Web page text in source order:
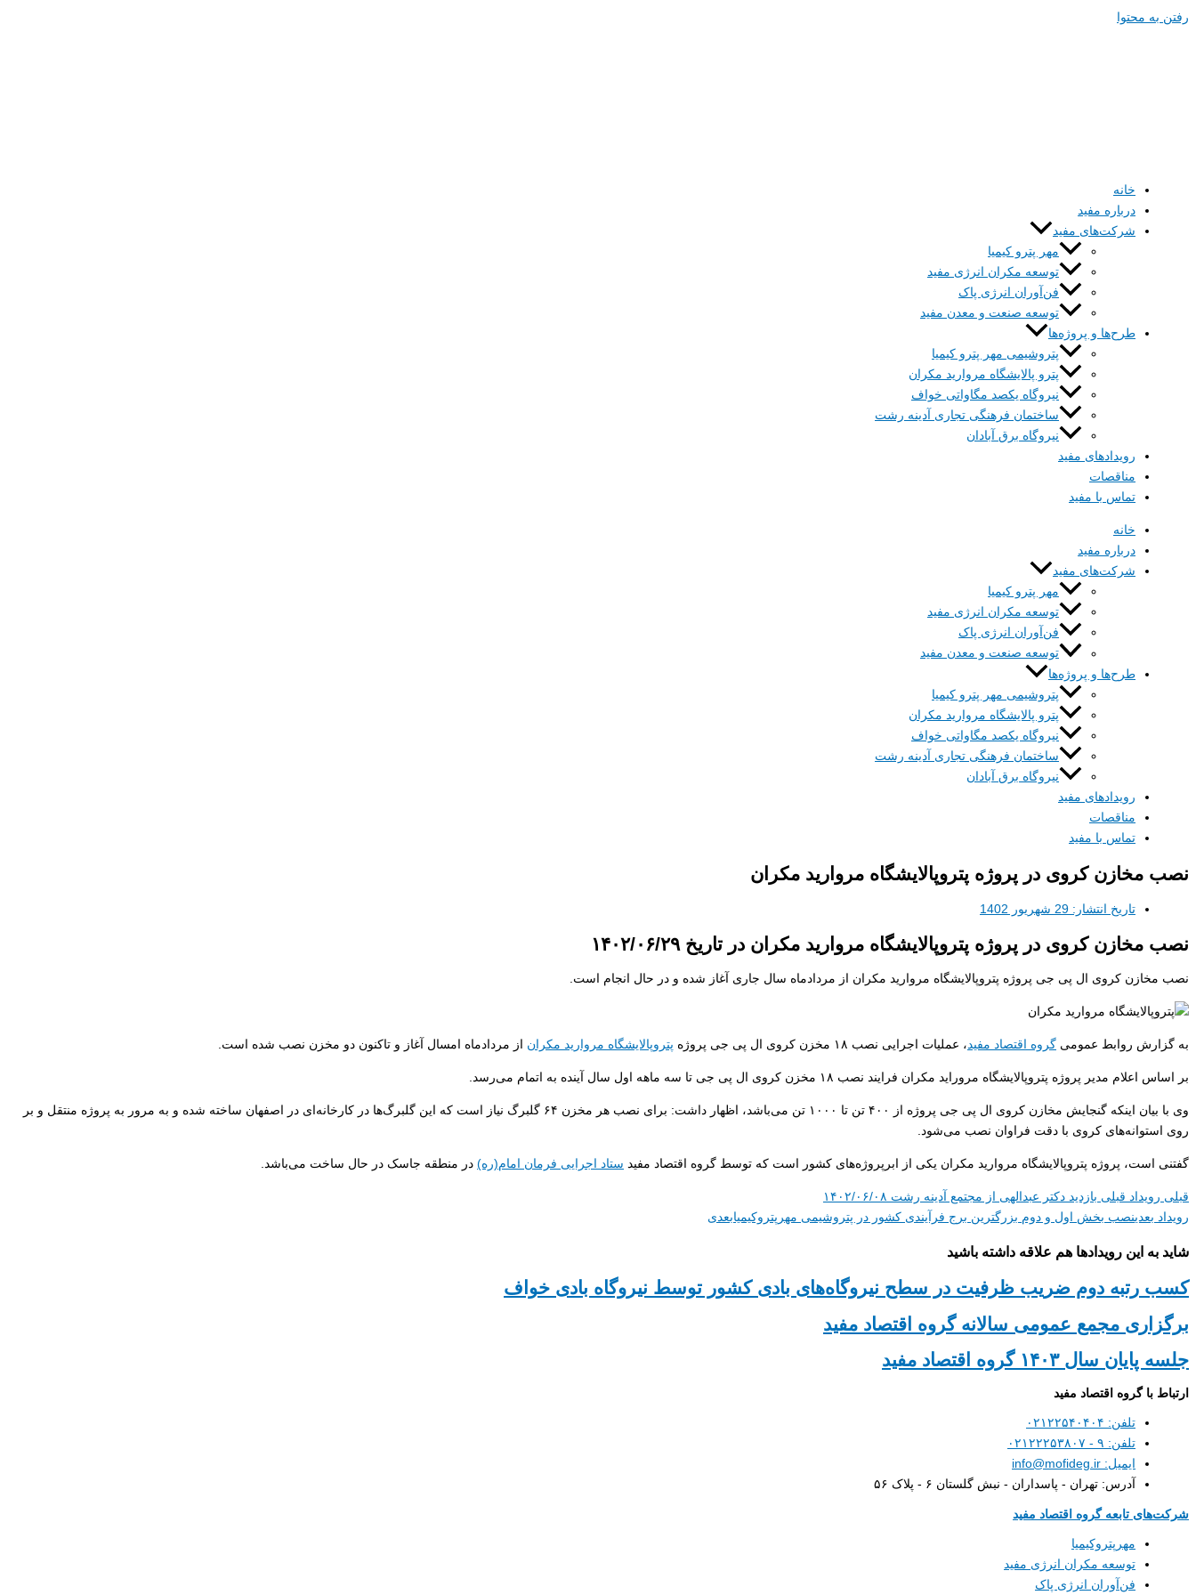
رفتن به محتوا
خانه
درباره‌ مفید
شرکت‌های مفید
مهر پترو کیمیا
توسعه مکران انرژی مفید
فن‌آوران انرژی پاک
توسعه صنعت و معدن مفید
طرح‌ها و پروژه‌ها
پتروشیمی مهر پترو کیمیا
پترو پالایشگاه مروارید مکران
نیروگاه یکصد مگاواتی خواف
ساختمان فرهنگی تجاری آدینه رشت
نیروگاه برق آبادان
رویداد‌های مفید
مناقصات
تماس با مفید
خانه
درباره‌ مفید
شرکت‌های مفید
مهر پترو کیمیا
توسعه مکران انرژی مفید
فن‌آوران انرژی پاک
توسعه صنعت و معدن مفید
طرح‌ها و پروژه‌ها
پتروشیمی مهر پترو کیمیا
پترو پالایشگاه مروارید مکران
نیروگاه یکصد مگاواتی خواف
ساختمان فرهنگی تجاری آدینه رشت
نیروگاه برق آبادان
رویداد‌های مفید
مناقصات
تماس با مفید
نصب مخازن کروی در پروژه پتروپالایشگاه مروارید مکران
تاریخ انتشار: 29 شهریور 1402
نصب مخازن کروی در پروژه پتروپالایشگاه مروارید مکران در تاریخ ۱۴۰۲/۰۶/۲۹
نصب مخازن کروی ال پی جی پروژه پتروپالایشگاه مروارید مکران از مردادماه سال جاری آغاز شده و در حال انجام است.
به گزارش روابط عمومی گروه اقتصاد مفید، عملیات اجرایی نصب ۱۸ مخزن کروی ال پی جی پروژه پتروپالایشگاه مروارید مکران از مردادماه امسال آغاز و تاکنون دو مخزن نصب شده است.
بر اساس اعلام مدیر پروژه پتروپالایشگاه مروراید مکران فرایند نصب ۱۸ مخزن کروی ال پی جی تا سه ماهه اول سال آینده به اتمام می‌رسد.
وی با بیان اینکه گنجایش مخازن کروی ال پی جی پروژه از ۴۰۰ تن تا ۱۰۰۰ تن می‌باشد، اظهار داشت: برای نصب هر مخزن ۶۴ گلبرگ نیاز است که این گلبرگ‌ها در کارخانه‌ای در اصفهان ساخته شده و به مرور به پروژه منتقل و بر
روی استوانه‌های کروی با دقت فراوان نصب می‌شود.
گفتنی است، پروژه پتروپالایشگاه مروارید مکران یکی از ابرپروژه‌های کشور است که توسط گروه اقتصاد مفید ستاد اجرایی فرمان امام(ره) در منطقه جاسک در حال ساخت می‌باشد.
قبلی رویداد قبلی بازدید دکتر عبدالهی از مجتمع آدینه رشت ۱۴۰۲/۰۶/۰۸
رویداد بعدینصب بخش اول و دوم بزرگترین برج فرآیندی کشور در پتروشیمی مهرپتروکیمیابعدی
شاید به این رویداد‌ها هم علاقه داشته باشید
کسب رتبه دوم ضریب ظرفیت در سطح نیروگاه‌های بادی کشور توسط نیروگاه بادی خواف
برگزاری مجمع عمومی سالانه گروه اقتصاد مفید
جلسه پایان سال ۱۴۰۳ گروه اقتصاد مفید
ارتباط با گروه اقتصاد مفید
تلفن: ۰۲۱۲۲۵۴۰۴۰۴
تلفن: ۹ - ۰۲۱۲۲۲۵۳۸۰۷
ایمیل: info@mofideg.ir
آدرس: تهران - پاسداران - نبش گلستان ۶ - پلاک ۵۶
شرکت‌های تابعه گروه اقتصاد مفید
مهرپتروکیمیا
توسعه مکران انرژی مفید
فن‌آوران انرژی پاک